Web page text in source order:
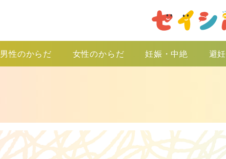
男性のからだ 女性のからだ 妊娠・中絶 避妊